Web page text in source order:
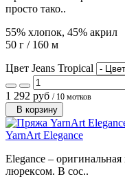
просто тако..
55% хлопок, 45% акрил
50 г / 160 м
Цвет Jeans Tropical
1 292 руб / 10 мотков
В корзину
YarnArt Elegance
Elegance –
люрексом. В сос..